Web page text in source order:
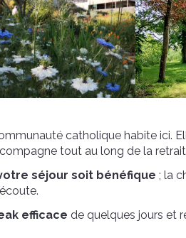
catholique habite ici.
tout au long de la
séjour soit bénéfique ; la
efficace de quelques jours et